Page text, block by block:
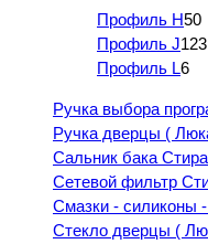
Профиль H50
Профиль J123
Профиль L6
Ручка выбора
Ручка дверцы (
Сальник бака
Сетевой фильтр
Смазки - силиконы -
Стекло дверцы (